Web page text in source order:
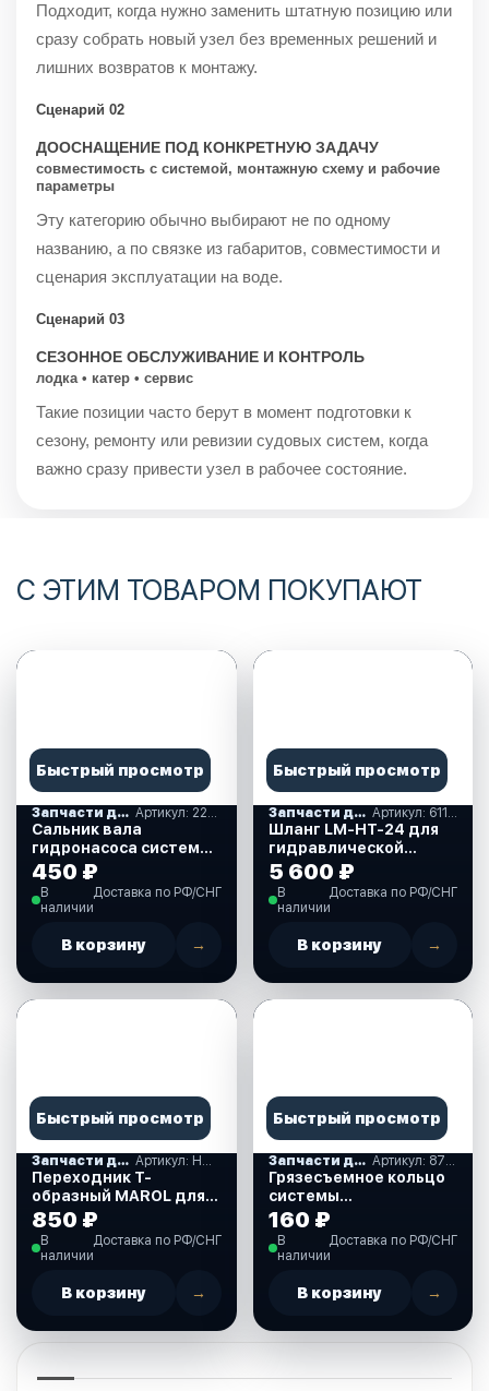
Подходит, когда нужно заменить штатную позицию или
сразу собрать новый узел без временных решений и
лишних возвратов к монтажу.
Сценарий 02
ДООСНАЩЕНИЕ ПОД КОНКРЕТНУЮ ЗАДАЧУ
совместимость с системой, монтажную схему и рабочие
параметры
Эту категорию обычно выбирают не по одному
названию, а по связке из габаритов, совместимости и
сценария эксплуатации на воде.
Сценарий 03
СЕЗОННОЕ ОБСЛУЖИВАНИЕ И КОНТРОЛЬ
лодка • катер • сервис
Такие позиции часто берут в момент подготовки к
сезону, ремонту или ревизии судовых систем, когда
важно сразу привести узел в рабочее состояние.
С ЭТИМ ТОВАРОМ ПОКУПАЮТ
Быстрый просмотр
Запчасти для гидравличнских систем рулевого управления
Сальник вала
гидронасоса системы
гидравлического
рулевого управления
SeaStar (225320)
450 ₽
В
наличии
Доставка по РФ/СНГ
В корзину →
Быстрый просмотр
Запчасти для гидравличнских систем рулевого управления
Шланг LM-HT-24 для
гидравлической
рулевой системы
Multisteer (Multiflex)
(один шланг 7,5 м)
5 600 ₽
В
наличии
Доставка по РФ/СНГ
В корзину →
Быстрый просмотр
Запчасти для гидравличнских систем рулевого управления
Переходник Т-
образный MAROL для
системы
гидравлического
рулевого управления
850 ₽
В
наличии
Доставка по РФ/СНГ
В корзину →
Быстрый просмотр
Запчасти для гидравличнских систем рулевого управления
Грязесъемное кольцо
системы
гидравлического
рулевого управления
SeaStar (872018)
160 ₽
В
наличии
Доставка по РФ/СНГ
В корзину →